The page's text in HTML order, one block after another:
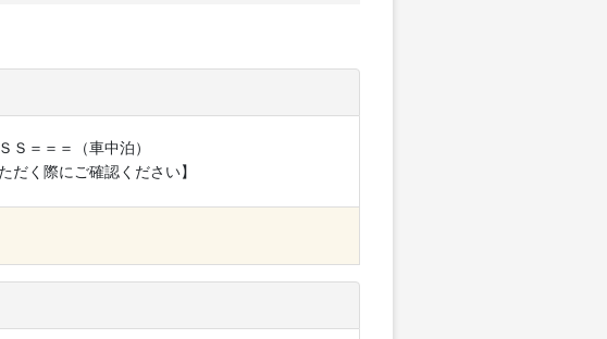
＝＝＝（車中泊）
だく際にご確認ください】